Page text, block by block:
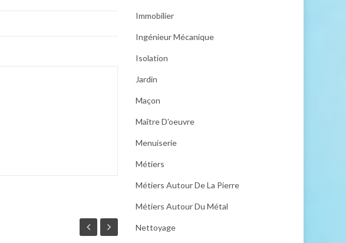
Immobilier
Ingénieur Mécanique
Isolation
Jardin
Maçon
Maître D'oeuvre
Menuiserie
Métiers
Métiers Autour De La Pierre
Métiers Autour Du Métal
Nettoyage